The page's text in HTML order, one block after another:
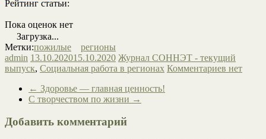
Рейтинг статьи:
Пока оценок нет
Загрузка...
Метки:пожилые
регионы
admin 13.10.202015.10.2020 Журнал СОННЭТ - текущий
выпуск, Социальная работа в регионах Комментариев нет
← Здоровье — главная ценность!
С творчеством по жизни →
Добавить комментарий